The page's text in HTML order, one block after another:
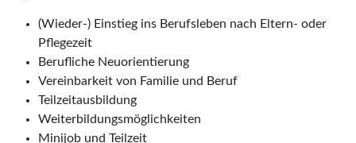
(Wieder-) Einstieg ins Berufsleben nach Eltern- oder
Pflegezeit
Berufliche Neuorientierung
Vereinbarkeit von Familie und Beruf
Teilzeitausbildung
Weiterbildungsmöglichkeiten
Minijob und Teilzeit